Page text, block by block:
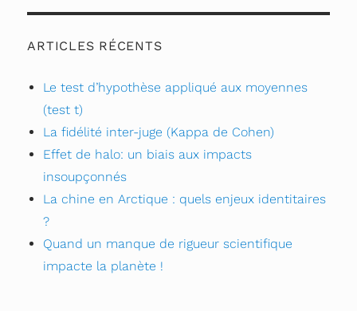
ARTICLES RÉCENTS
Le test d’hypothèse appliqué aux moyennes
(test t)
La fidélité inter-juge (Kappa de Cohen)
Effet de halo: un biais aux impacts
insoupçonnés
La chine en Arctique : quels enjeux identitaires
?
Quand un manque de rigueur scientifique
impacte la planète !